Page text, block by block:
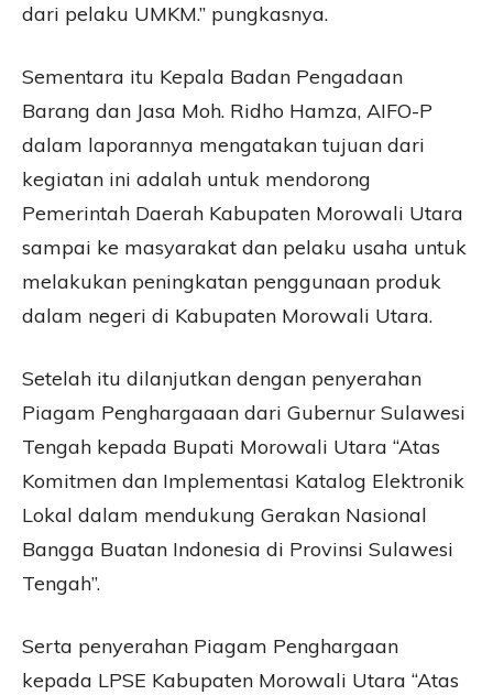
dari pelaku UMKM.” pungkasnya.
Sementara itu Kepala Badan Pengadaan
Barang dan Jasa Moh. Ridho Hamza, AIFO-P
dalam laporannya mengatakan tujuan dari
kegiatan ini adalah untuk mendorong
Pemerintah Daerah Kabupaten Morowali Utara
sampai ke masyarakat dan pelaku usaha untuk
melakukan peningkatan penggunaan produk
dalam negeri di Kabupaten Morowali Utara.
Setelah itu dilanjutkan dengan penyerahan
Piagam Penghargaaan dari Gubernur Sulawesi
Tengah kepada Bupati Morowali Utara “Atas
Komitmen dan Implementasi Katalog Elektronik
Lokal dalam mendukung Gerakan Nasional
Bangga Buatan Indonesia di Provinsi Sulawesi
Tengah”.
Serta penyerahan Piagam Penghargaan
kepada LPSE Kabupaten Morowali Utara “Atas